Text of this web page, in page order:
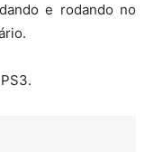
e rodando no